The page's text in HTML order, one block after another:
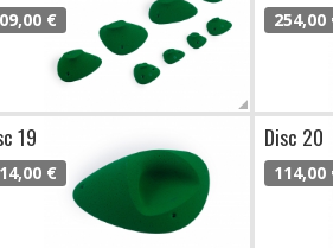
€ 254,00
19
€
Disc 20
114,00